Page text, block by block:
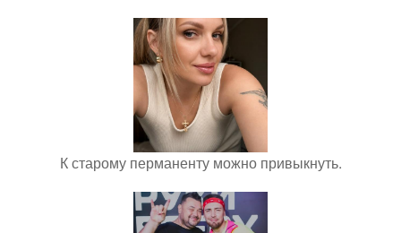
К старому перманенту можно привыкнуть.